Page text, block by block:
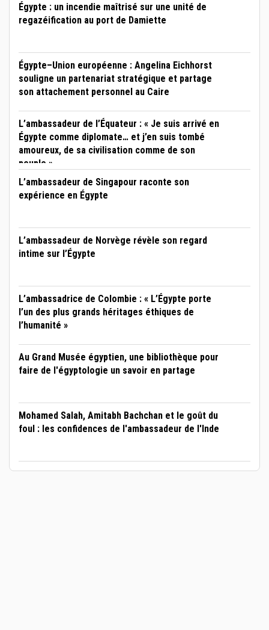
Égypte : un incendie maîtrisé sur une unité de
regazéification au port de Damiette
Égypte–Union européenne : Angelina Eichhorst
souligne un partenariat stratégique et partage
son attachement personnel au Caire
L’ambassadeur de l’Équateur : « Je suis arrivé en
Égypte comme diplomate… et j’en suis tombé
amoureux, de sa civilisation comme de son
peuple »
L’ambassadeur de Singapour raconte son
expérience en Égypte
L’ambassadeur de Norvège révèle son regard
intime sur l’Égypte
L’ambassadrice de Colombie : « L’Égypte porte
l’un des plus grands héritages éthiques de
l’humanité »
Au Grand Musée égyptien, une bibliothèque pour
faire de l'égyptologie un savoir en partage
Mohamed Salah, Amitabh Bachchan et le goût du
foul : les confidences de l'ambassadeur de l'Inde